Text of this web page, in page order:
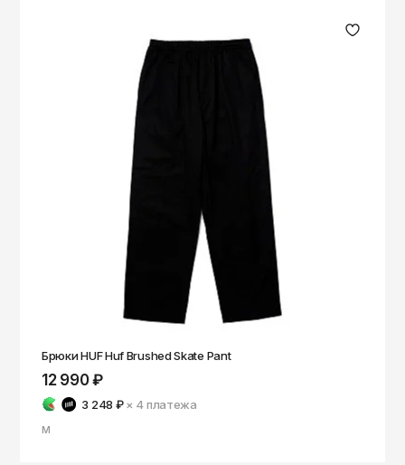
Брюки HUF Huf Brushed Skate Pant
12 990 ₽
3 248 ₽ × 4платежа
M